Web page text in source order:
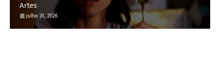
Artes
julho 31, 2026